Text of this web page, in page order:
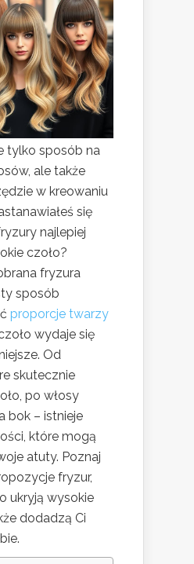
tylko sposób na
ale także
w kreowaniu
się
najlepiej
czoło?
fryzura
sposób
proporcje twarzy
wydaje się
Od
skutecznie
po włosy
bok – istnieje
które mogą
atuty. Poznaj
fryzur,
ukryją wysokie
dodadzą Ci